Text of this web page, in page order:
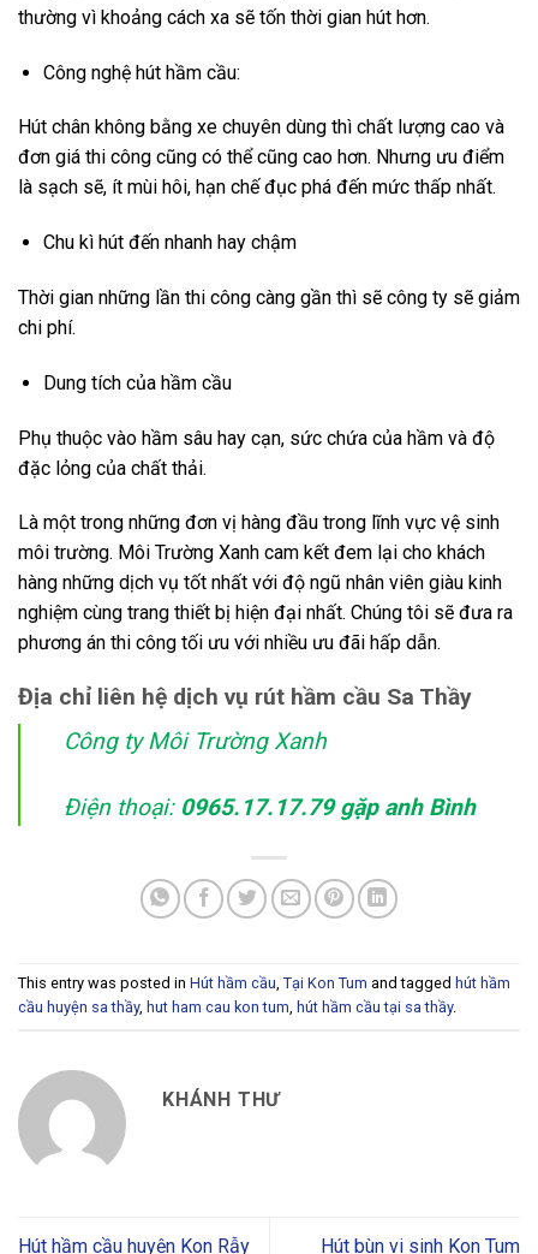
thường vì khoảng cách xa sẽ tốn thời gian hút hơn.
Công nghệ hút hầm cầu:
Hút chân không bằng xe chuyên dùng thì chất lượng cao và
đơn giá thi công cũng có thể cũng cao hơn. Nhưng ưu điểm
là sạch sẽ, ít mùi hôi, hạn chế đục phá đến mức thấp nhất.
Chu kì hút đến nhanh hay chậm
Thời gian những lần thi công càng gần thì sẽ công ty sẽ giảm
chi phí.
Dung tích của hầm cầu
Phụ thuộc vào hầm sâu hay cạn, sức chứa của hầm và độ
đặc lỏng của chất thải.
Là một trong những đơn vị hàng đầu trong lĩnh vực vệ sinh
môi trường. Môi Trường Xanh cam kết đem lại cho khách
hàng những dịch vụ tốt nhất với độ ngũ nhân viên giàu kinh
nghiệm cùng trang thiết bị hiện đại nhất. Chúng tôi sẽ đưa ra
phương án thi công tối ưu với nhiều ưu đãi hấp dẫn.
Địa chỉ liên hệ dịch vụ rút hầm cầu Sa Thầy
Công ty Môi Trường Xanh
Điện thoại: 0965.17.17.79gặp anh Bình
This entry was posted in Hút hầm cầu, Tại Kon Tum and tagged hút hầm
cầu huyện sa thầy, hut ham cau kon tum, hút hầm cầu tại sa thầy.
KHÁNH THƯ
Hút hầm cầu huyện Kon Rẫy Hút bùn vi sinh Kon Tum